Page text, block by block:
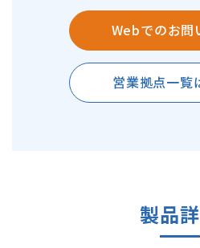
Webでのお問
営業拠点一覧
製品